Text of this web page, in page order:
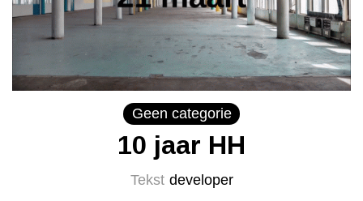
Geen categorie
10 jaar HH
Tekst developer